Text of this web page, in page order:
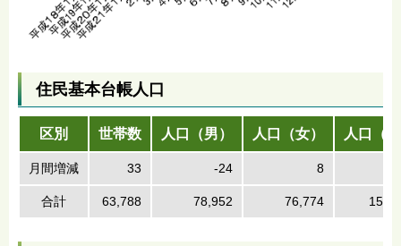
住民基本台帳人口
区別 世帯数 人口（男） 人口（女） 人口（
月間増減 33 -24 8
合計 63,788 78,952 76,774